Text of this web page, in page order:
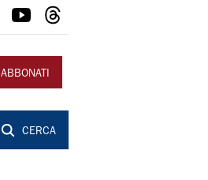
ABBONATI
CERCA